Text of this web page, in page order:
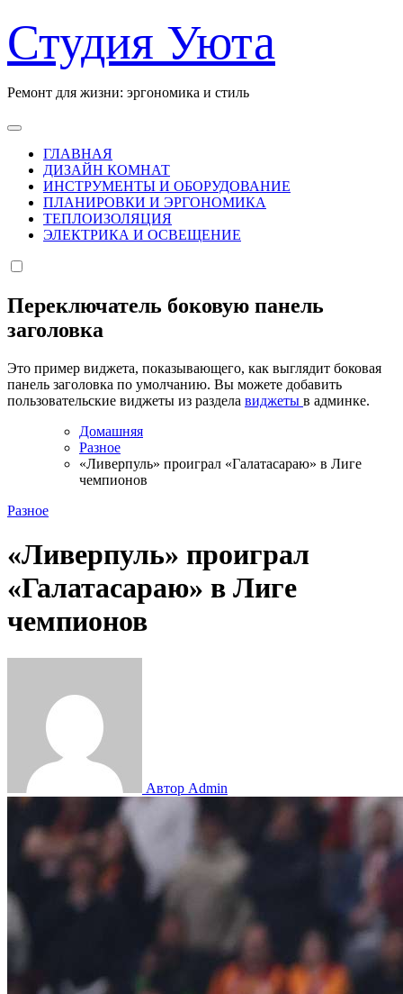
к
содержанию
Студия Уюта
Ремонт для жизни: эргономика и стиль
ГЛАВНАЯ
ДИЗАЙН КОМНАТ
ИНСТРУМЕНТЫ И ОБОРУДОВАНИЕ
ПЛАНИРОВКИ И ЭРГОНОМИКА
ТЕПЛОИЗОЛЯЦИЯ
ЭЛЕКТРИКА И ОСВЕЩЕНИЕ
Переключатель боковую панель
заголовка
Это пример виджета, показывающего, как выглядит боковая
панель заголовка по умолчанию. Вы можете добавить
пользовательские виджеты из раздела виджеты в админке.
Домашняя
Разное
«Ливерпуль» проиграл «Галатасараю» в Лиге
чемпионов
Разное
«Ливерпуль» проиграл
«Галатасараю» в Лиге
чемпионов
Автор Admin